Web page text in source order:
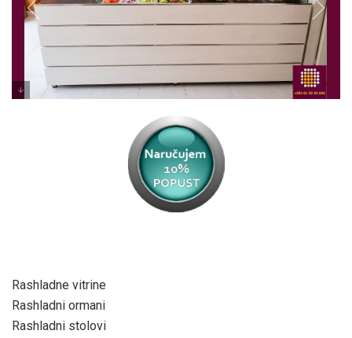
Rashladne vitrine
Rashladni ormani
Rashladni stolovi